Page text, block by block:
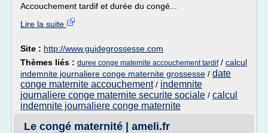
Accouchement tardif et durée du congé...
Lire la suite
Site : http://www.guidegrossesse.com
Thèmes liés : duree conge maternite accouchement tardif/ calcul
indemnite journaliere conge maternite grossesse / date
conge maternite accouchement/ indemnite
journaliere conge maternite securite sociale / calcul
indemnite journaliere conge maternite
Le congé maternité | ameli.fr